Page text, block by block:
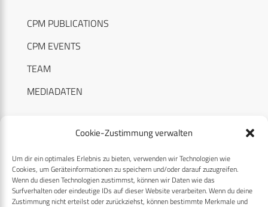
Cookie-Zustimmung verwalten
Um dir ein optimales Erlebnis zu bieten, verwenden wir Technologien wie
Cookies, um Geräteinformationen zu speichern und/oder darauf zuzugreifen.
Wenn du diesen Technologien zustimmst, können wir Daten wie das
Surfverhalten oder eindeutige IDs auf dieser Website verarbeiten. Wenn du deine
Zustimmung nicht erteilst oder zurückziehst, können bestimmte Merkmale und
CPM PUBLICATIONS
CPM EVENTS
TEAM
MEDIADATEN
RECHTLICHES
Datenschutzerklärung